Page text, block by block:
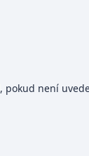
, pokud není